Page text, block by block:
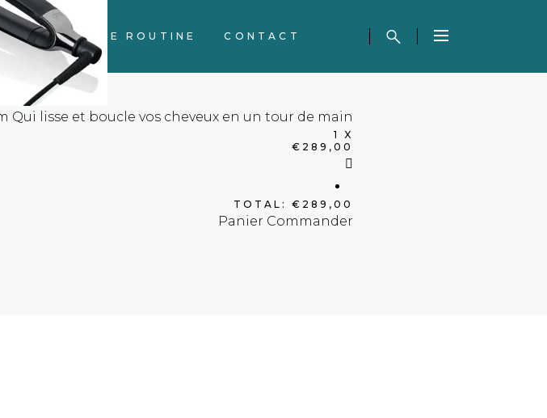
VOTRE ROUTINE CONTACT
Qui lisse et boucle vos cheveux en un tour de main
1 X
€ 289,00
TOTAL: € 289,00
Panier Commander